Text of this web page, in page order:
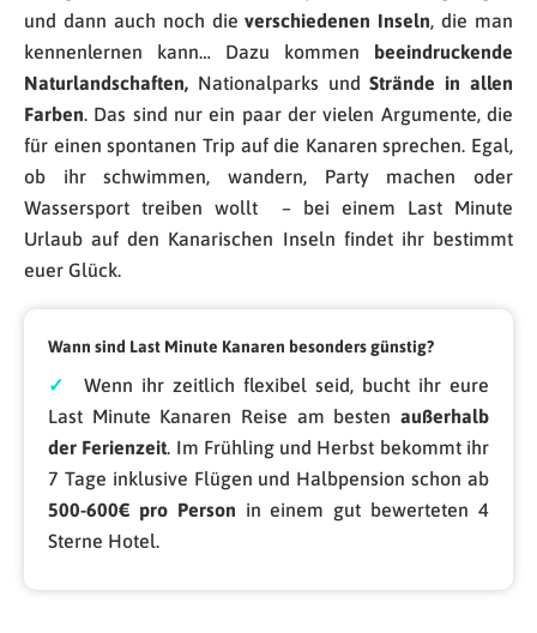
und dann auch noch dieverschiedenen Inseln, die man
kennenlernen kann… Dazu kommen beeindruckende
Naturlandschaften, Nationalparks undStrände in allen
Farben. Das sind nur ein paar der vielen Argumente, die
für einen spontanen Trip auf die Kanaren sprechen. Egal,
ob ihr schwimmen, wandern, Party machen oder
Wassersport treiben wollt – bei einem Last Minute
Urlaub auf den Kanarischen Inseln findet ihr bestimmt
euer Glück.
Wann sind Last Minute Kanaren besonders günstig?
✓
Wenn ihr zeitlich flexibel seid, bucht ihr eure
Last Minute Kanaren Reise am besten außerhalb
der Ferienzeit. Im Frühling und Herbst bekommt ihr
7 Tage inklusive Flügen und Halbpension schon ab
500-600€ pro Person in einem gut bewerteten 4
Sterne Hotel.